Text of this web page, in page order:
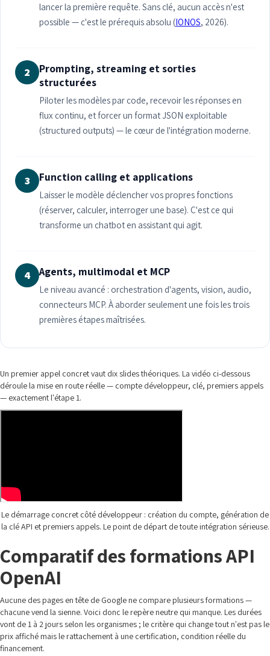
lancer la première requête. Sans clé, aucun accès n'est
possible — c'est le prérequis absolu (IONOS, 2026).
2
Prompting, streaming et sorties
structurées
Piloter les modèles par code, recevoir les réponses en
flux continu, et forcer un format JSON exploitable
(structured outputs) — le cœur de l'intégration moderne.
3 Function calling et applications
Laisser le modèle déclencher vos propres fonctions
(réserver, calculer, interroger une base). C'est ce qui
transforme un chatbot en assistant qui agit.
4 Agents, multimodal et MCP
Le niveau avancé : orchestration d'agents, vision, audio,
connecteurs MCP. À aborder seulement une fois les trois
premières étapes maîtrisées.
Un premier appel concret vaut dix slides théoriques. La vidéo ci-dessous
déroule la mise en route réelle — compte développeur, clé, premiers appels
— exactement l'étape 1.
Le démarrage concret côté développeur : création du compte, génération de
la clé API et premiers appels. Le point de départ de toute intégration sérieuse.
Comparatif des formations API
OpenAI
Aucune des pages en tête de Google ne compare plusieurs formations —
chacune vend la sienne. Voici donc le repère neutre qui manque. Les durées
vont de 1 à 2 jours selon les organismes ; le critère qui change tout n'est pas le
prix affiché mais le rattachement à une certification, condition réelle du
financement.